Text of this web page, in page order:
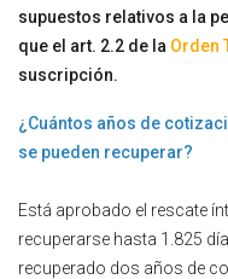
supuestos relativos a la
que el art. 2.2 de la Orden
suscripción.
¿Cuántos años de
se pueden recuperar?
Está aprobado el rescate
recuperarse hasta 1.825
recuperado dos años de